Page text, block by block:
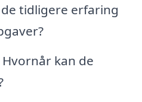
tidligere erfaring
kan de